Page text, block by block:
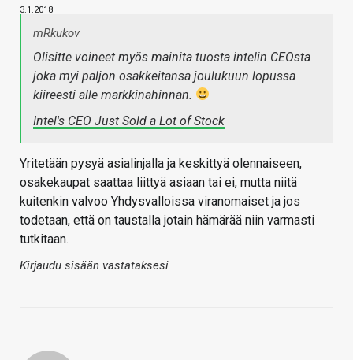
3.1.2018
mRkukov
Olisitte voineet myös mainita tuosta intelin CEOsta
joka myi paljon osakkeitansa joulukuun lopussa
kiireesti alle markkinahinnan.
Intel's CEO Just Sold a Lot of Stock
Yritetään pysyä asialinjalla ja keskittyä olennaiseen,
osakekaupat saattaa liittyä asiaan tai ei, mutta niitä
kuitenkin valvoo Yhdysvalloissa viranomaiset ja jos
todetaan, että on taustalla jotain hämärää niin varmasti
tutkitaan.
Kirjaudu sisään vastataksesi